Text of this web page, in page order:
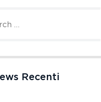
Recenti